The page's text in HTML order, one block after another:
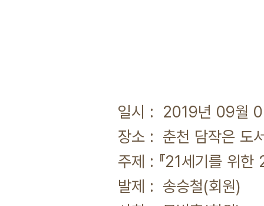
일시 : 2019년 09월
장소 : 춘천 담작은 도
주제 : 『21세기를 위
발제 : 송승철(회원)